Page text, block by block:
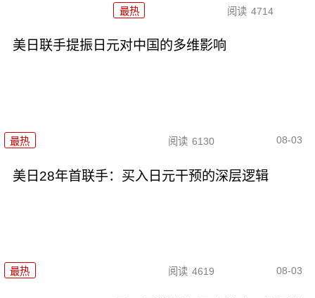
最热 阅读 4714
美日联手提振日元对中国的多维影响
最热 阅读 6130 08-03
美日28年首联手：买入日元干预的深层逻辑
最热 阅读 4619 08-03